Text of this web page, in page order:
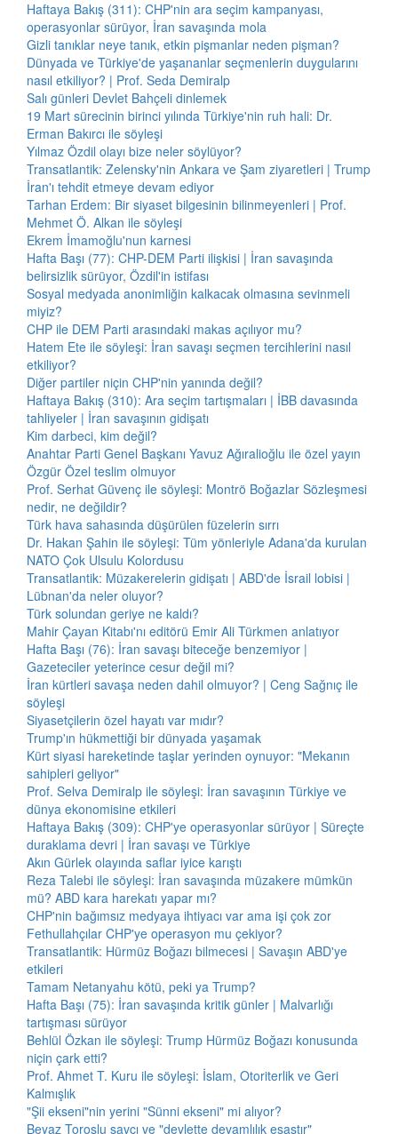
Haftaya Bakış (311): CHP'nin ara seçim kampanyası,
operasyonlar sürüyor, İran savaşında mola
Gizli tanıklar neye tanık, etkin pişmanlar neden pişman?
Dünyada ve Türkiye'de yaşananlar seçmenlerin duygularını
nasıl etkiliyor? | Prof. Seda Demiralp
Salı günleri Devlet Bahçeli dinlemek
19 Mart sürecinin birinci yılında Türkiye'nin ruh hali: Dr.
Erman Bakırcı ile söyleşi
Yılmaz Özdil olayı bize neler söylüyor?
Transatlantik: Zelensky'nin Ankara ve Şam ziyaretleri | Trump
İran'ı tehdit etmeye devam ediyor
Tarhan Erdem: Bir siyaset bilgesinin bilinmeyenleri | Prof.
Mehmet Ö. Alkan ile söyleşi
Ekrem İmamoğlu'nun karnesi
Hafta Başı (77): CHP-DEM Parti ilişkisi | İran savaşında
belirsizlik sürüyor, Özdil'in istifası
Sosyal medyada anonimliğin kalkacak olmasına sevinmeli
miyiz?
CHP ile DEM Parti arasındaki makas açılıyor mu?
Hatem Ete ile söyleşi: İran savaşı seçmen tercihlerini nasıl
etkiliyor?
Diğer partiler niçin CHP'nin yanında değil?
Haftaya Bakış (310): Ara seçim tartışmaları | İBB davasında
tahliyeler | İran savaşının gidişatı
Kim darbeci, kim değil?
Anahtar Parti Genel Başkanı Yavuz Ağıralioğlu ile özel yayın
Özgür Özel teslim olmuyor
Prof. Serhat Güvenç ile söyleşi: Montrö Boğazlar Sözleşmesi
nedir, ne değildir?
Türk hava sahasında düşürülen füzelerin sırrı
Dr. Hakan Şahin ile söyleşi: Tüm yönleriyle Adana'da kurulan
NATO Çok Ulsulu Kolordusu
Transatlantik: Müzakerelerin gidişatı | ABD'de İsrail lobisi |
Lübnan'da neler oluyor?
Türk solundan geriye ne kaldı?
Mahir Çayan Kitabı'nı editörü Emir Ali Türkmen anlatıyor
Hafta Başı (76): İran savaşı biteceğe benzemiyor |
Gazeteciler yeterince cesur değil mi?
İran kürtleri savaşa neden dahil olmuyor? | Ceng Sağnıç ile
söyleşi
Siyasetçilerin özel hayatı var mıdır?
Trump'ın hükmettiği bir dünyada yaşamak
Kürt siyasi hareketinde taşlar yerinden oynuyor: "Mekanın
sahipleri geliyor"
Prof. Selva Demiralp ile söyleşi: İran savaşının Türkiye ve
dünya ekonomisine etkileri
Haftaya Bakış (309): CHP'ye operasyonlar sürüyor | Süreçte
duraklama devri | İran savaşı ve Türkiye
Akın Gürlek olayında saflar iyice karıştı
Reza Talebi ile söyleşi: İran savaşında müzakere mümkün
mü? ABD kara harekatı yapar mı?
CHP'nin bağımsız medyaya ihtiyacı var ama işi çok zor
Fethullahçılar CHP'ye operasyon mu çekiyor?
Transatlantik: Hürmüz Boğazı bilmecesi | Savaşın ABD'ye
etkileri
Tamam Netanyahu kötü, peki ya Trump?
Hafta Başı (75): İran savaşında kritik günler | Malvarlığı
tartışması sürüyor
Behlül Özkan ile söyleşi: Trump Hürmüz Boğazı konusunda
niçin çark etti?
Prof. Ahmet T. Kuru ile söyleşi: İslam, Otoriterlik ve Geri
Kalmışlık
"Şii ekseni"nin yerini "Sünni ekseni" mi alıyor?
Beyaz Toroslu savcı ve "devlette devamlılık esastır"